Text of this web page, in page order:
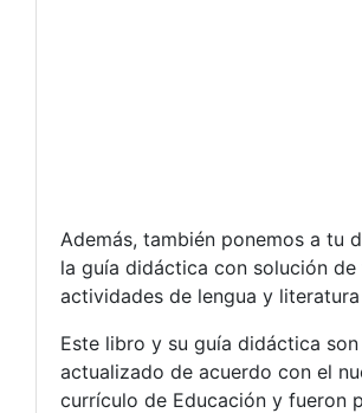
Además, también ponemos a tu
la guía didáctica con solución de
actividades de lengua y
Este libro y su guía didáctica son
actualizado de acuerdo con el
currículo de Educación y fueron